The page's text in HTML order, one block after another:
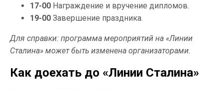
17-00 Награждение и вручение дипломов.
19-00 Завершение праздника.
Для справки: программа мероприятий на «Линии
Сталина» может быть изменена организаторами.
Как доехать до «Линии Сталина»